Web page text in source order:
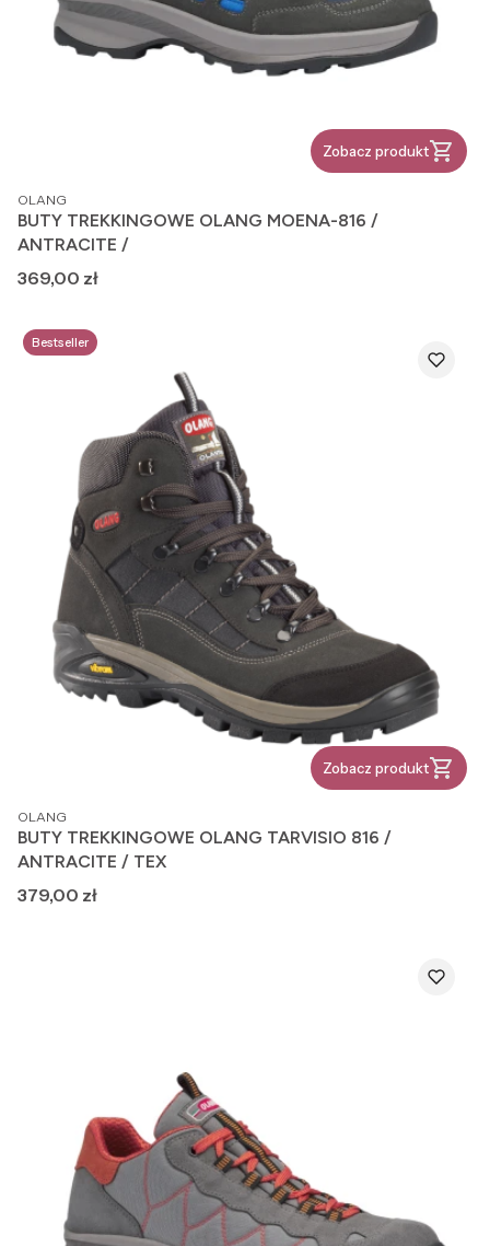
Zobacz produkt
PRODUCENT
OLANG
BUTY TREKKINGOWE OLANG MOENA-816 /
ANTRACITE /
Cena
369,00 zł
Bestseller
Zobacz produkt
PRODUCENT
OLANG
BUTY TREKKINGOWE OLANG TARVISIO 816 /
ANTRACITE / TEX
Cena
379,00 zł